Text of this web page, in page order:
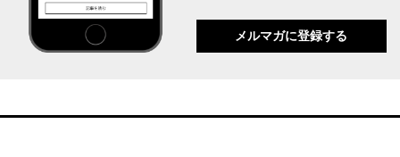
メルマガに登録する